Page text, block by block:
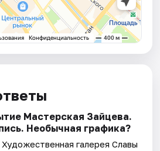
Мастерская Зайцева.
Необычная графика?
Художественная галерея Славы